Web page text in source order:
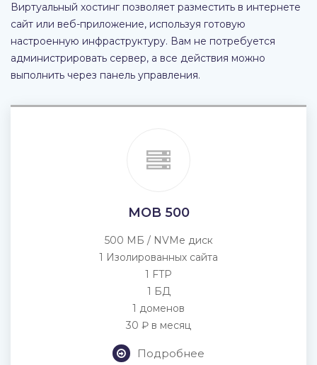
Виртуальный хостинг позволяет разместить в интернете
сайт или веб-приложение, используя готовую
настроенную инфраструктуру. Вам не потребуется
администрировать сервер, а все действия можно
выполнить через панель управления.
MOB 500
500 МБ / NVMe диск
1 Изолированных сайта
1 FTP
1 БД
1 доменов
30 ₽ в месяц
Подробнее